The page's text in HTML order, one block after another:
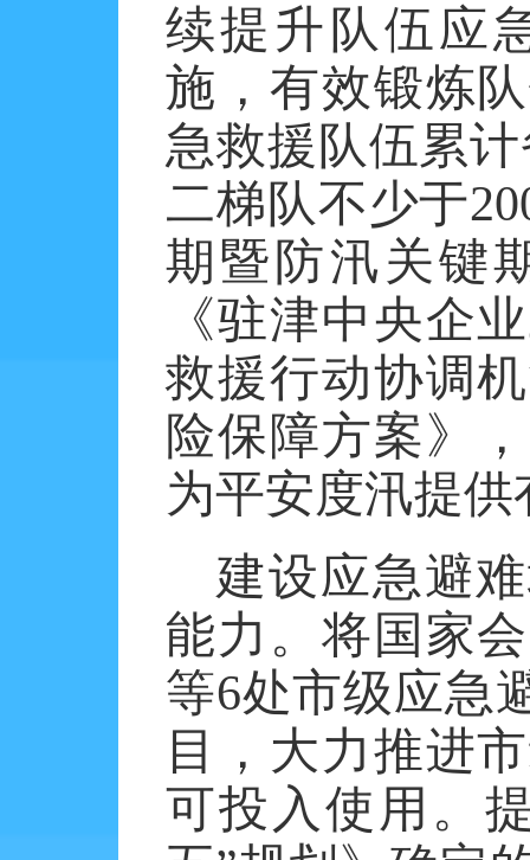
续提升队伍应
施，有效锻炼
急救援队伍累
二梯队不少于
期暨防汛关键
《驻津中央企
救援行动协调
险保障方案》
为平安度汛提
建设应急避
能力。将国家
等6处市级应急
目，大力推进
可投入使用。